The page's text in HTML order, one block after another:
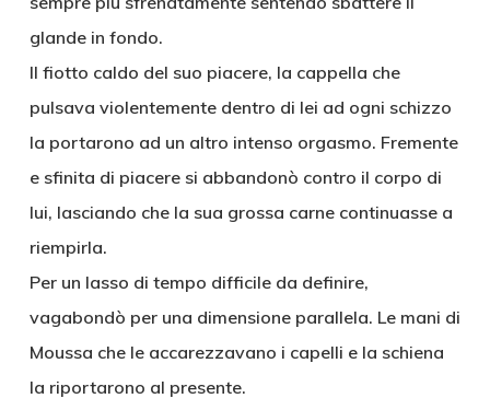
glande in fondo.
Il fiotto caldo del suo piacere, la cappella che
pulsava violentemente dentro di lei ad ogni schizzo
la portarono ad un altro intenso orgasmo. Fremente
e sfinita di piacere si abbandonò contro il corpo di
lui, lasciando che la sua grossa carne continuasse a
riempirla.
Per un lasso di tempo difficile da definire,
vagabondò per una dimensione parallela. Le mani di
Moussa che le accarezzavano i capelli e la schiena
la riportarono al presente.